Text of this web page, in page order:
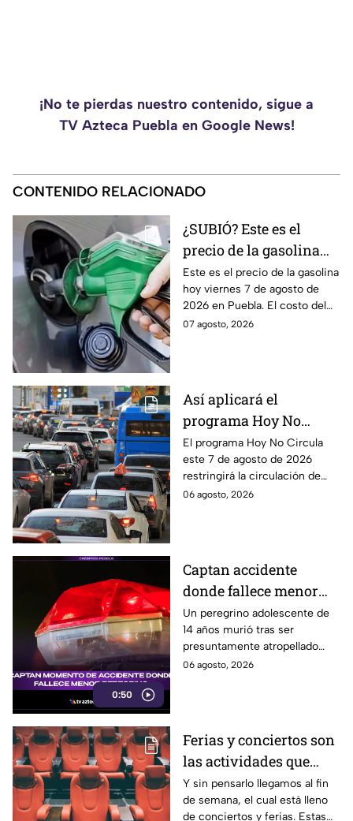
¡No te pierdas nuestro contenido, sigue a
TV Azteca Puebla en Google News!
CONTENIDO RELACIONADO
¿SUBIÓ? Este es el
precio de la gasolina
Puebla hoy viernes 7 de
agosto de 2026
Este es el precio de la gasolina
hoy viernes 7 de agosto de
2026 en Puebla. El costo del
combustible cambia todos los
07 agosto, 2026
Así aplicará el
programa Hoy No
Circula este 7 de agosto
de 2026 en CDMX y
Edomex
El programa Hoy No Circula
este 7 de agosto de 2026
restringirá la circulación de
vehículos en la Ciudad de
06 agosto, 2026
0:50
Captan accidente
donde fallece menor
peregrino en Estado de
México
Un peregrino adolescente de
14 años murió tras ser
presuntamente atropellado
mientras entrenaba en
06 agosto, 2026
Ferias y conciertos son
las actividades que
habrá en Puebla del 7 al
9 de agosto
Y sin pensarlo llegamos al fin
de semana, el cual está lleno
de conciertos y ferias. Estas